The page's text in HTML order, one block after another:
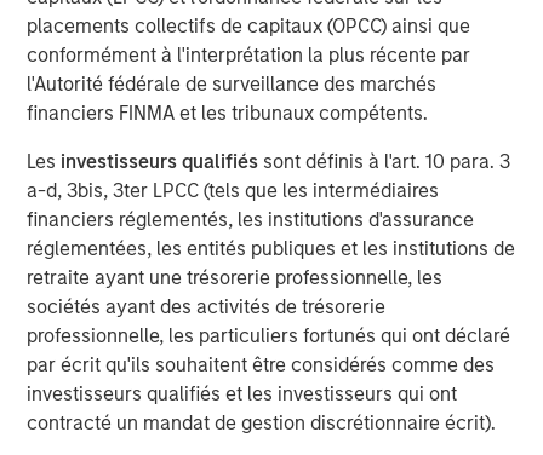
placements collectifs de capitaux (OPCC) ainsi que
conformément à l'interprétation la plus récente par
l'Autorité fédérale de surveillance des marchés
financiers FINMA et les tribunaux compétents.
Les investisseurs qualifiés sont définis à l'art. 10 para. 3
a-d, 3bis, 3ter LPCC (tels que les intermédiaires
financiers réglementés, les institutions d'assurance
réglementées, les entités publiques et les institutions de
retraite ayant une trésorerie professionnelle, les
sociétés ayant des activités de trésorerie
professionnelle, les particuliers fortunés qui ont déclaré
par écrit qu'ils souhaitent être considérés comme des
investisseurs qualifiés et les investisseurs qui ont
contracté un mandat de gestion discrétionnaire écrit).
decade, exacerbated by the stress of modern life
and the isolation brought on by COVID. However,
there have been no truly new drugs for depression
since the 1980s when Prozac and other selective
market.
Psychedelics could fundamental change how
mental health disorders are treated. Instead of
aiming to mask or mute symptoms with chronic
drug intake, like SSRIs, psychedelic-assisted
therapy can change a patient’s basic outlook on life
over the course of one to a handful of sessions.
Beyond mental illness, psychedelics could offer a
physiologically safe and non-addictive alternative